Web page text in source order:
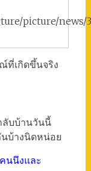
picture/news/
ที่เกิดขึ้นจริง
ลับบ้านวันนี้
บ้างนิดหน่อย
นนึงและ